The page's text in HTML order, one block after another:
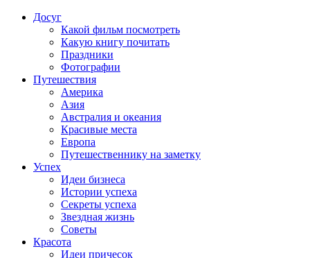
Досуг
Какой фильм посмотреть
Какую книгу почитать
Праздники
Фотографии
Путешествия
Америка
Азия
Австралия и океания
Красивые места
Европа
Путешественнику на заметку
Успех
Идеи бизнеса
Истории успеха
Секреты успеха
Звездная жизнь
Советы
Красота
Идеи причесок